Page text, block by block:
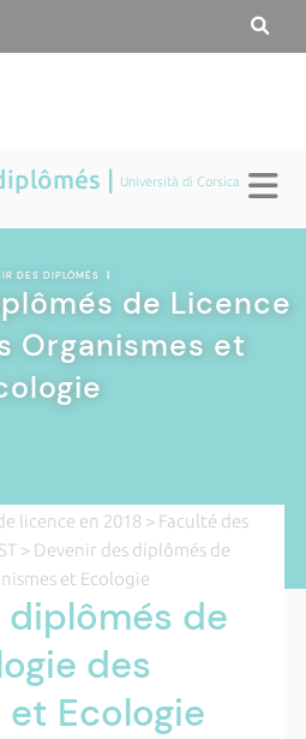
| Università di Corsica
DES DIPLÔMÉS |
de Licence
Organismes et
licence en 2018 > Faculté des
> Devenir des diplômés de
et Ecologie
diplômés de
des
Ecologie